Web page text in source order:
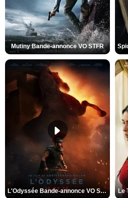
Mutiny Bande-annonce VO STFR
L'Odyssée Bande-annonce VO STFR Le